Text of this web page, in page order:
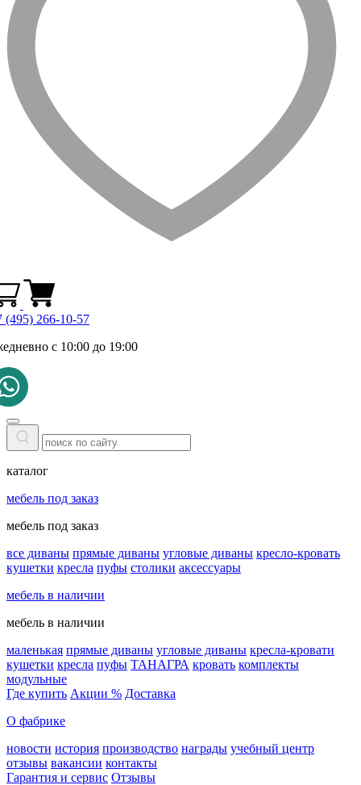
(495) 266-10-57
с 10:00 до 19:00
каталог
мебель под заказ
мебель под заказ
все диваны прямые диваны угловые диваны кресло-кровать
кушетки кресла пуфы столики аксессуары
мебель в наличии
мебель в наличии
маленькая прямые диваны угловые диваны кресла-кровати
кушетки кресла пуфы ТАНАГРА кровать комплекты
модульные
Где купить Акции % Доставка
О фабрике
новости история производство награды учебный центр
отзывы вакансии контакты
Гарантия и сервис Отзывы